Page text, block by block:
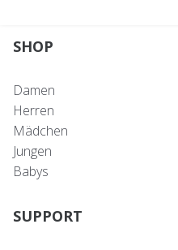
SHOP
Damen
Herren
Mädchen
Jungen
Babys
SUPPORT